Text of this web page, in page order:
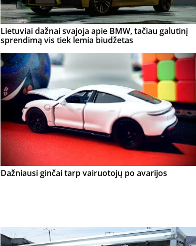
Lietuviai dažnai svajoja apie BMW, tačiau galutinį
sprendimą vis tiek lemia biudžetas
Dažniausi ginčai tarp vairuotojų po avarijos